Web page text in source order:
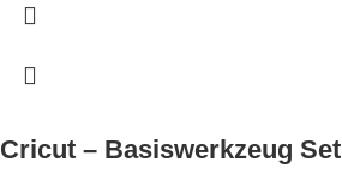
Cricut – Basiswerkzeug Set